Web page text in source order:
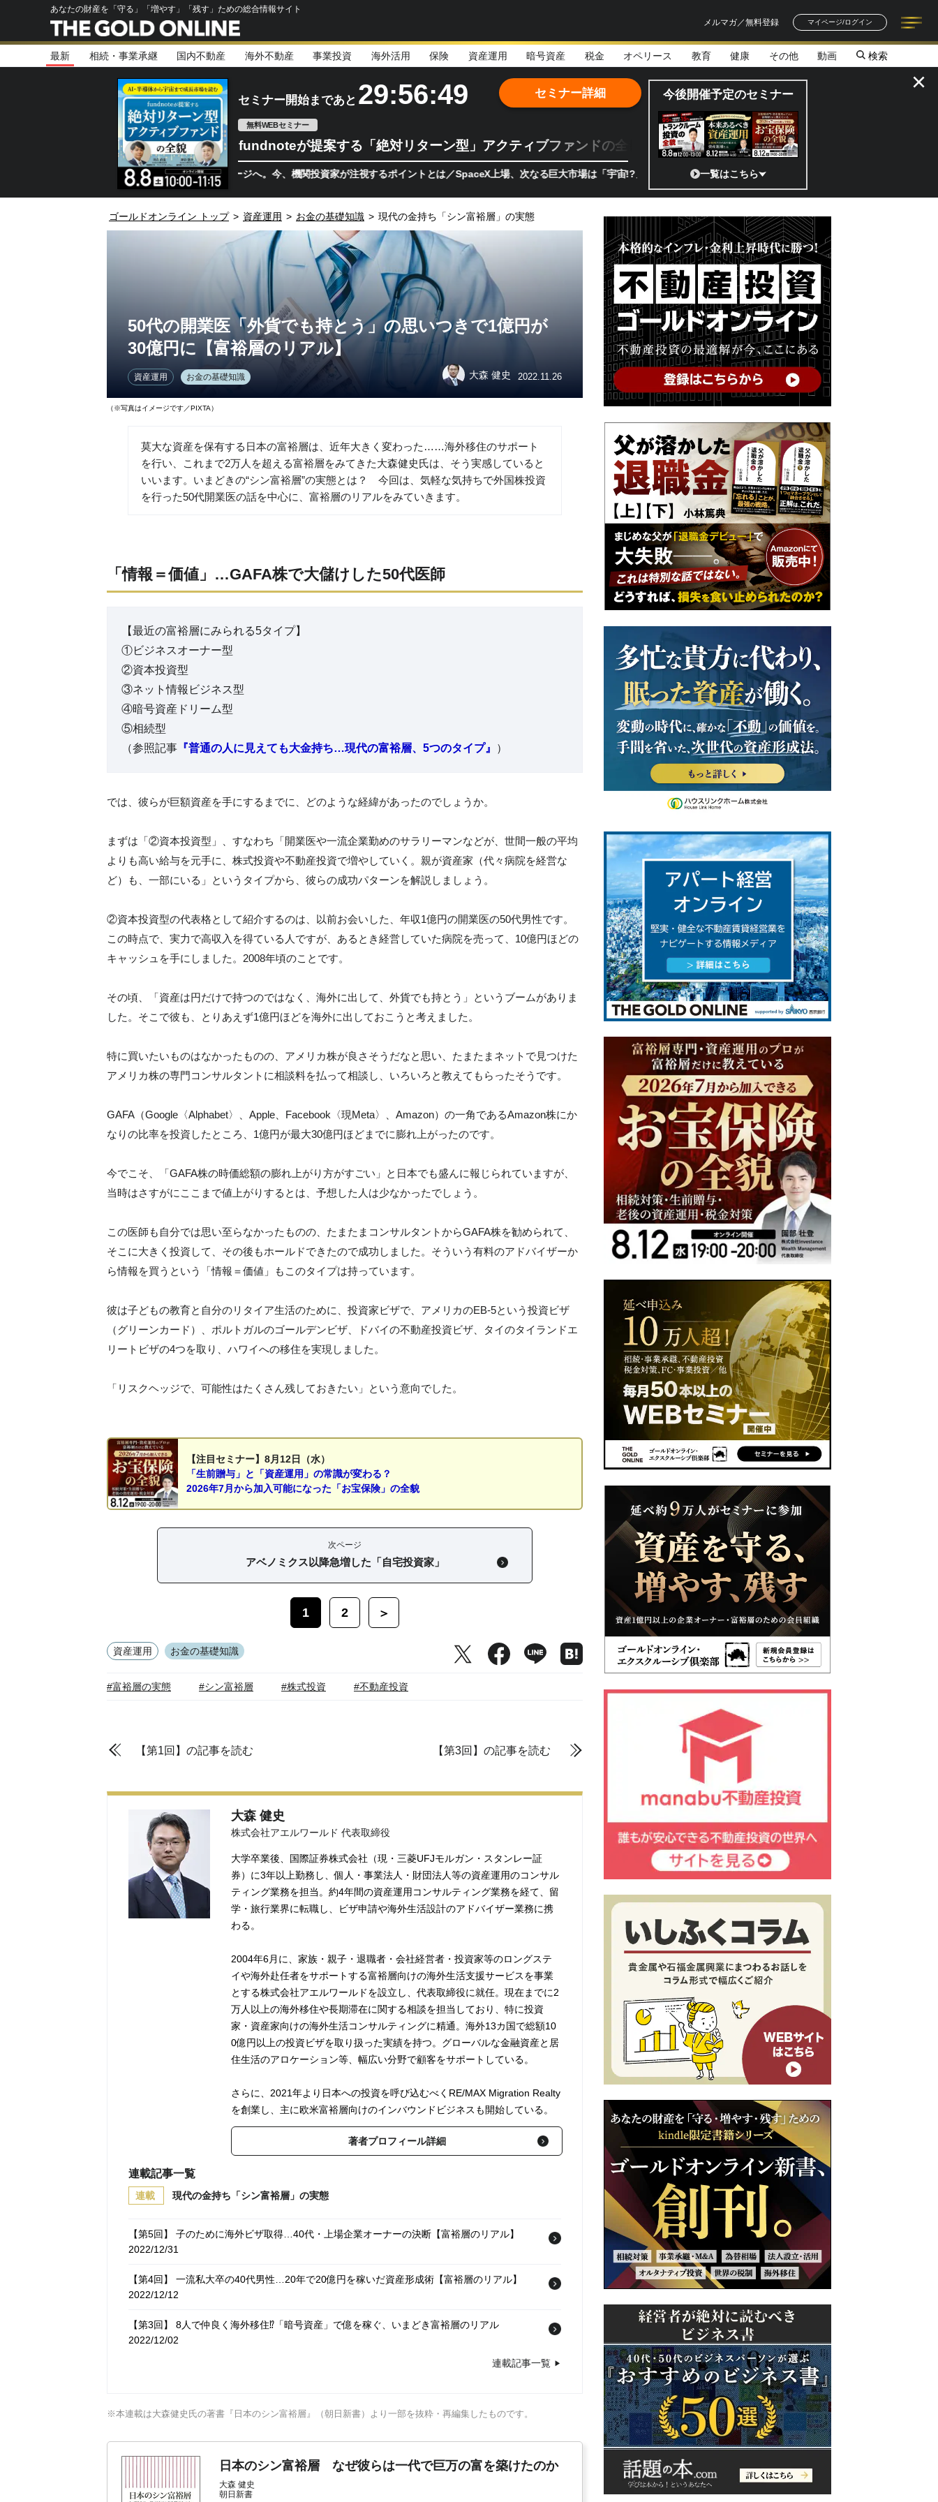
あなたの財産を「守る」「増やす」「残す」ための総合情報サイト
メルマガ／無料登録
マイページ/ログイン
記事一覧
著者一覧
最新 相続・事業承継 国内不動産 海外不動産 事業投資 海外活用 保険 資産運用 暗号資産 税金 オペリース 教育 健康 その他 動画 検索
セミナー開始まであと 29:56:47
無料WEBセミナー
fundnoteが提案する「絶対リターン型」アクティブファンドの全貌
半導体相場は次のステージへ。今、機関投資家が注視するポイントとは／SpaceX上場、次なる巨大市場は「宇宙!?」 日本の宇宙ベンチャーのココがスゴイ！／補助金から実需へ、知られざる宇宙
セミナー詳細 今後開催予定のセミナー
一覧はこちら
×
ゴールドオンライン トップ > 資産運用 > お金の基礎知識 > 現代の金持ち「シン富裕層」の実態
50代の開業医「外貨でも持とう」の思いつきで1億円が
30億円に【富裕層のリアル】
資産運用 お金の基礎知識 大森 健史 2022.11.26
（※写真はイメージです／PIXTA）
莫大な資産を保有する日本の富裕層は、近年大きく変わった……海外移住のサポート
を行い、これまで2万人を超える富裕層をみてきた大森健史氏は、そう実感していると
いいます。いまどきの“シン富裕層”の実態とは？ 今回は、気軽な気持ちで外国株投資
を行った50代開業医の話を中心に、富裕層のリアルをみていきます。
「情報＝価値」…GAFA株で大儲けした50代医師
【最近の富裕層にみられる5タイプ】
①ビジネスオーナー型
②資本投資型
③ネット情報ビジネス型
④暗号資産ドリーム型
⑤相続型
（参照記事 『普通の人に見えても大金持ち…現代の富裕層、5つのタイプ』 ）
では、彼らが巨額資産を手にするまでに、どのような経緯があったのでしょうか。
まずは「②資本投資型」、すなわち「開業医や一流企業勤めのサラリーマンなどが、世間一般の平均
よりも高い給与を元手に、株式投資や不動産投資で増やしていく。親が資産家（代々病院を経営な
ど）も、一部にいる」というタイプから、彼らの成功パターンを解説しましょう。
②資本投資型の代表格として紹介するのは、以前お会いした、年収1億円の開業医の50代男性です。
この時点で、実力で高収入を得ている人ですが、あるとき経営していた病院を売って、10億円ほどの
キャッシュを手にしました。2008年頃のことです。
その頃、「資産は円だけで持つのではなく、海外に出して、外貨でも持とう」というブームがありま
した。そこで彼も、とりあえず1億円ほどを海外に出しておこうと考えました。
特に買いたいものはなかったものの、アメリカ株が良さそうだなと思い、たまたまネットで見つけた
アメリカ株の専門コンサルタントに相談料を払って相談し、いろいろと教えてもらったそうです。
GAFA（Google〈Alphabet〉、Apple、Facebook〈現Meta〉、Amazon）の一角であるAmazon株にか
なりの比率を投資したところ、1億円が最大30億円ほどまでに膨れ上がったのです。
今でこそ、「GAFA株の時価総額の膨れ上がり方がすごい」と日本でも盛んに報じられていますが、
当時はさすがにここまで値上がりするとは、予想した人は少なかったでしょう。
この医師も自分では思い至らなかったものの、たまたまコンサルタントからGAFA株を勧められて、
そこに大きく投資して、その後もホールドできたので成功しました。そういう有料のアドバイザーか
ら情報を買うという「情報＝価値」もこのタイプは持っています。
彼は子どもの教育と自分のリタイア生活のために、投資家ビザで、アメリカのEB-5という投資ビザ
（グリーンカード）、ポルトガルのゴールデンビザ、ドバイの不動産投資ビザ、タイのタイランドエ
リートビザの4つを取り、ハワイへの移住を実現しました。
「リスクヘッジで、可能性はたくさん残しておきたい」という意向でした。
【注目セミナー】8月12日（水）
「生前贈与」と「資産運用」の常識が変わる？
2026年7月から加入可能になった「お宝保険」の全貌
次ページ
アベノミクス以降急増した「自宅投資家」
1 2 ＞
資産運用 お金の基礎知識
#富裕層の実態 #シン富裕層 #株式投資 #不動産投資
【第1回】の記事を読む 【第3回】の記事を読む
大森 健史
株式会社アエルワールド 代表取締役
大学卒業後、国際証券株式会社（現・三菱UFJモルガン・スタンレー証
券）に3年以上勤務し、個人・事業法人・財団法人等の資産運用のコンサル
ティング業務を担当。約4年間の資産運用コンサルティング業務を経て、留
学・旅行業界に転職し、ビザ申請や海外生活設計のアドバイザー業務に携
わる。
2004年6月に、家族・親子・退職者・会社経営者・投資家等のロングステ
イや海外赴任者をサポートする富裕層向けの海外生活支援サービスを事業
とする株式会社アエルワールドを設立し、代表取締役に就任。現在までに2
万人以上の海外移住や長期滞在に関する相談を担当しており、特に投資
家・資産家向けの海外生活コンサルティングに精通。海外13カ国で総額10
0億円以上の投資ビザを取り扱った実績を持つ。グローバルな金融資産と居
住生活のアロケーション等、幅広い分野で顧客をサポートしている。
さらに、2021年より日本への投資を呼び込むべくRE/MAX Migration Realty
を創業し、主に欧米富裕層向けのインバウンドビジネスも開始している。
著者プロフィール詳細
連載記事一覧
連載 現代の金持ち「シン富裕層」の実態
【第5回】 子のために海外ビザ取得…40代・上場企業オーナーの決断【富裕層のリアル】
2022/12/31
【第4回】 一流私大卒の40代男性…20年で20億円を稼いだ資産形成術【富裕層のリアル】
2022/12/12
【第3回】 8人で仲良く海外移住⁉「暗号資産」で億を稼ぐ、いまどき富裕層のリアル
2022/12/02
連載記事一覧
※本連載は大森健史氏の著書『日本のシン富裕層』（朝日新書）より一部を抜粋・再編集したものです。
日本のシン富裕層 なぜ彼らは一代で巨万の富を築けたのか
大森 健史
朝日新書